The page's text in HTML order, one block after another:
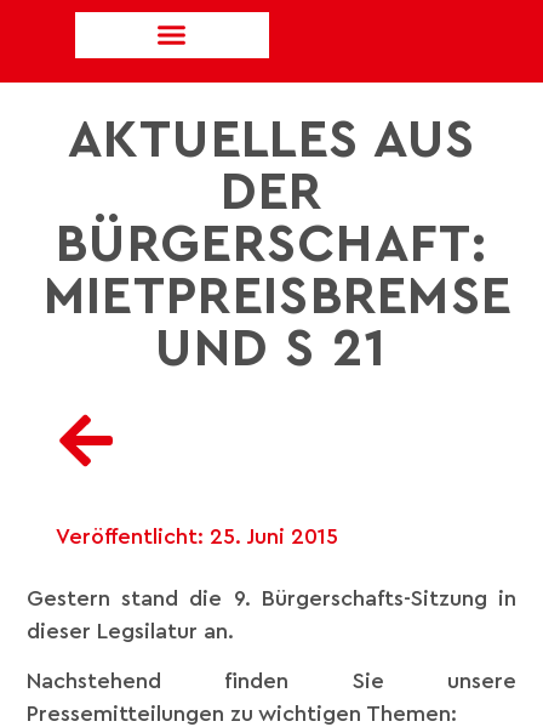
AKTUELLES AUS
DER
BÜRGERSCHAFT:
MIETPREISBREMSE
UND S 21
Veröffentlicht: 25. Juni 2015
Gestern stand die 9. Bürgerschafts-Sitzung in
dieser Legsilatur an.
Nachstehend finden Sie unsere
Pressemitteilungen zu wichtigen Themen: